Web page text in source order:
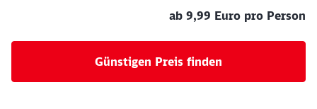
ab 9,99 Euro pro Person
Günstigen Preis finden